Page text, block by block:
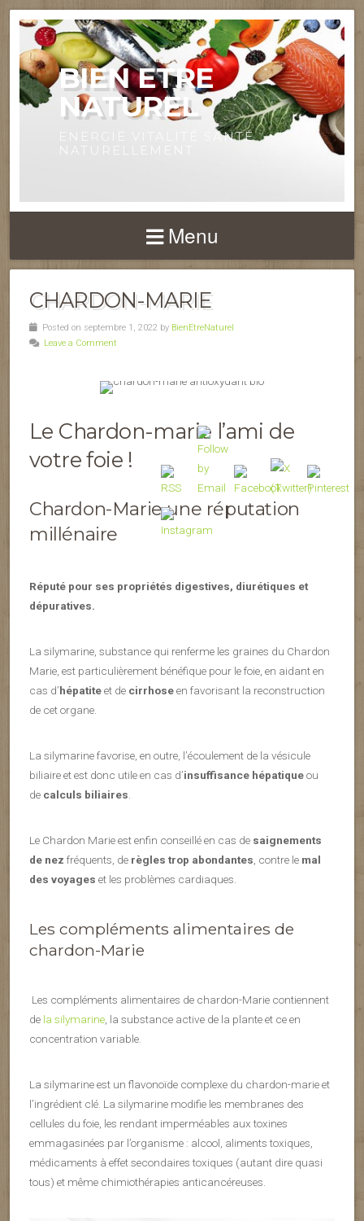
BIEN ETRE
NATUREL
ENERGIE VITALITÉ SANTÉ
Menu
CHARDON-MARIE
Posted on septembre 1, 2022 by BienEtreNaturel
Leave a Comment
Le Chardon-marie l’ami de
votre foie !
Chardon-Marie une réputation
millénaire
Réputé pour ses propriétés digestives, diurétiques et
dépuratives.
La silymarine, substance qui renferme les graines du Chardon
Marie, est particulièrement bénéfique pour le foie, en aidant en
cas d’hépatiteet de cirrhoseen favorisant la reconstruction
de cet organe.
La silymarine favorise, en outre, l’écoulement de la vésicule
biliaire et est donc utile en cas d’insuffisance hépatiqueou
de calculs biliaires
Le Chardon Marie est enfin conseillé en cas de saignements
de nez fréquents, de règles trop abondantes , contre le mal
des voyages et les problèmes cardiaques.
Les compléments alimentaires de
chardon-Marie
Les compléments alimentaires de chardon-Marie contiennent
de la silymarine , la substance active de la plante et ce en
concentration variable.
La silymarine est un flavonoïde complexe du chardon-marie et
l’ingrédient clé. La silymarine modifie les membranes des
cellules du foie, les rendant imperméables aux toxines
emmagasinées par l’organisme : alcool, aliments toxiques,
médicaments à effet secondaires toxiques (autant dire quasi
tous) et même chimiothérapies anticancéreuses.